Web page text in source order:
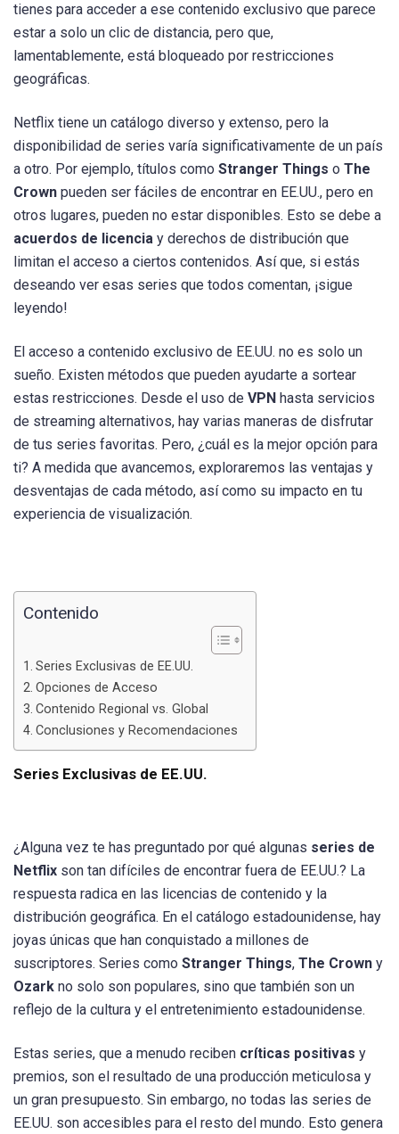
tienes para acceder a ese contenido exclusivo que parece
estar a solo un clic de distancia, pero que,
lamentablemente, está bloqueado por restricciones
geográficas.
Netflix tiene un catálogo diverso y extenso, pero la
disponibilidad de series varía significativamente de un país
a otro. Por ejemplo, títulos como Stranger Things o The
Crown pueden ser fáciles de encontrar en EE.UU., pero en
otros lugares, pueden no estar disponibles. Esto se debe a
acuerdos de licencia y derechos de distribución que
limitan el acceso a ciertos contenidos. Así que, si estás
deseando ver esas series que todos comentan, ¡sigue
leyendo!
El acceso a contenido exclusivo de EE.UU. no es solo un
sueño. Existen métodos que pueden ayudarte a sortear
estas restricciones. Desde el uso de VPN hasta servicios
de streaming alternativos, hay varias maneras de disfrutar
de tus series favoritas. Pero, ¿cuál es la mejor opción para
ti? A medida que avancemos, exploraremos las ventajas y
desventajas de cada método, así como su impacto en tu
experiencia de visualización.
Contenido
Series Exclusivas de EE.UU.
Opciones de Acceso
Contenido Regional vs. Global
Conclusiones y Recomendaciones
Series Exclusivas de EE.UU.
¿Alguna vez te has preguntado por qué algunas series de
Netflix son tan difíciles de encontrar fuera de EE.UU.? La
respuesta radica en las licencias de contenido y la
distribución geográfica. En el catálogo estadounidense, hay
joyas únicas que han conquistado a millones de
suscriptores. Series como Stranger Things, The Crown y
Ozark no solo son populares, sino que también son un
reflejo de la cultura y el entretenimiento estadounidense.
Estas series, que a menudo reciben críticas positivas y
premios, son el resultado de una producción meticulosa y
un gran presupuesto. Sin embargo, no todas las series de
EE.UU. son accesibles para el resto del mundo. Esto genera